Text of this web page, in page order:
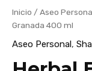
Inicio / Aseo
Granada 400 ml
Aseo Personal,